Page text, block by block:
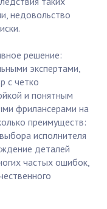
недовольство
решение:
экспертами,
с четко
и понятным
фрилансерами на
преимуществ:
исполнителя
деталей
частых ошибок,